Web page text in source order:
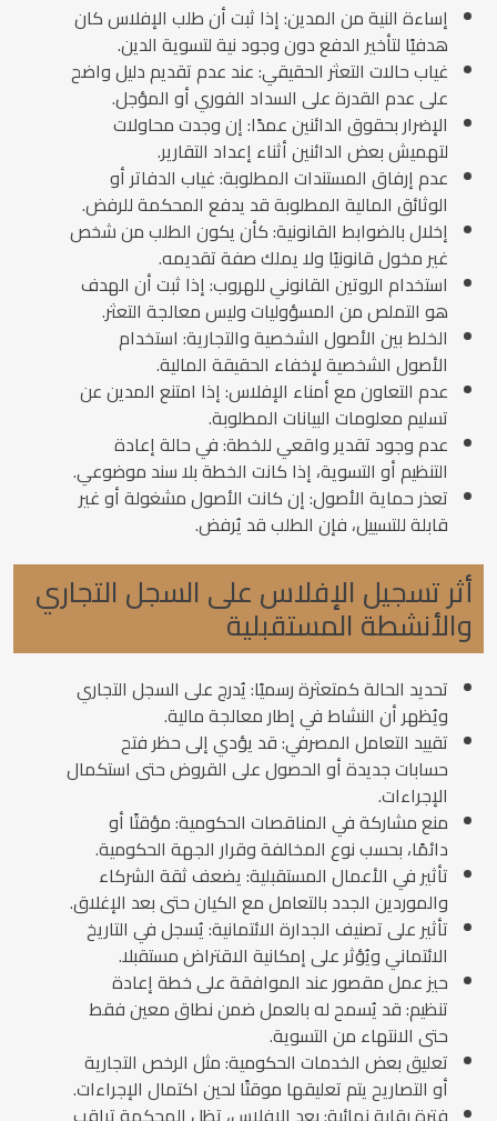
إساءة النية من المدين: إذا ثبت أن طلب الإفلاس كان
هدفيًا لتأخير الدفع دون وجود نية لتسوية الدين.
غياب حالات التعثر الحقيقي: عند عدم تقديم دليل واضح
على عدم القدرة على السداد الفوري أو المؤجل.
الإضرار بحقوق الدائنين عمدًا: إن وجدت محاولات
لتهميش بعض الدائنين أثناء إعداد التقارير.
عدم إرفاق المستندات المطلوبة: غياب الدفاتر أو
الوثائق المالية المطلوبة قد يدفع المحكمة للرفض.
إخلال بالضوابط القانونية: كأن يكون الطلب من شخص
غير مخول قانونيًا ولا يملك صفة تقديمه.
استخدام الروتين القانوني للهروب: إذا ثبت أن الهدف
هو التملص من المسؤوليات وليس معالجة التعثر.
الخلط بين الأصول الشخصية والتجارية: استخدام
الأصول الشخصية لإخفاء الحقيقة المالية.
عدم التعاون مع أمناء الإفلاس: إذا امتنع المدين عن
تسليم معلومات البيانات المطلوبة.
عدم وجود تقدير واقعي للخطة: في حالة إعادة
التنظيم أو التسوية، إذا كانت الخطة بلا سند موضوعي.
تعذر حماية الأصول: إن كانت الأصول مشغولة أو غير
قابلة للتسييل، فإن الطلب قد يُرفض.
أثر تسجيل الإفلاس على السجل التجاري
والأنشطة المستقبلية
تحديد الحالة كمتعثرة رسميًا: يُدرج على السجل التجاري
ويُظهر أن النشاط في إطار معالجة مالية.
تقييد التعامل المصرفي: قد يؤدي إلى حظر فتح
حسابات جديدة أو الحصول على القروض حتى استكمال
الإجراءات.
منع مشاركة في المناقصات الحكومية: مؤقتًا أو
دائمًا، بحسب نوع المخالفة وقرار الجهة الحكومية.
تأثير في الأعمال المستقبلية: يضعف ثقة الشركاء
والموردين الجدد بالتعامل مع الكيان حتى بعد الإغلاق.
تأثير على تصنيف الجدارة الائتمانية: يُسجل في التاريخ
الائتماني ويُؤثر على إمكانية الاقتراض مستقبلا.
حيز عمل مقصور عند الموافقة على خطة إعادة
تنظيم: قد يُسمح له بالعمل ضمن نطاق معين فقط
حتى الانتهاء من التسوية.
تعليق بعض الخدمات الحكومية: مثل الرخص التجارية
أو التصاريح يتم تعليقها موقتًا لحين اكتمال الإجراءات.